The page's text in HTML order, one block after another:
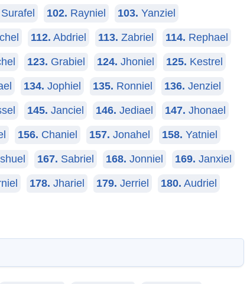
Surafel 102. Rayniel 103. Yanziel
112. Abdriel 113. Zabriel 114. Rephael
123. Grabiel 124. Jhoniel 125. Kestrel
134. Jophiel 135. Ronniel 136. Jenziel
145. Janciel 146. Jediael 147. Jhonael
156. Chaniel 157. Jonahel 158. Yatniel
167. Sabriel 168. Jonniel 169. Janxiel
178. Jhariel 179. Jerriel 180. Audriel